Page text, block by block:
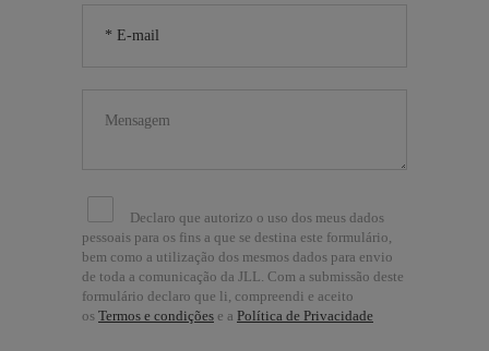
Declaro que autorizo o uso dos meus dados
pessoais para os fins a que se destina este formulário,
bem como a utilização dos mesmos dados para envio
de toda a comunicação da JLL. Com a submissão deste
formulário declaro que li, compreendi e aceito
os Termos e condições e a Política de Privacidade